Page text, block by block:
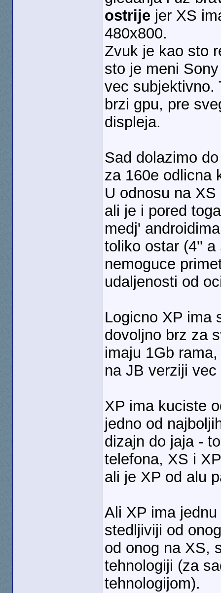
ostrijejer XS
480x800.
Zvuk je kao sto
sto je meni
vec subjektivno.
brzi gpu, pre
displeja.
Sad dolazimo
za 160e odlicna
U odnosu na
ali je i pored
medj'
toliko ostar (4'' a
nemoguce
udaljenosti od
Logicno XP ima
dovoljno brz za
imaju 1Gb
na JB verziji
XP ima kuciste
jedno od
dizajn do jaja -
telefona, XS i
ali je XP od alu
Ali XP ima
stedljiviji od
od onog na XS,
tehnologiji (za
tehnologijom).